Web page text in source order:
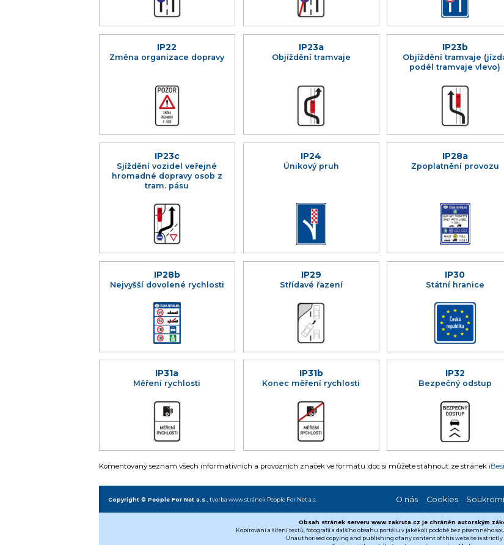
IP22
Změna organizace dopravy
IP23a
Objíždění tramvaje
IP23b
Objíždění tramvaje
podél tramvaje vlevo)
IP23c
Sjíždění vozidel veřejné
hromadné dopravy osob z
tram. pásu
IP24
Únikový pruh
IP28a
Zpoplatnění provozu
IP28b
Nejvyšší dovolené rychlosti
IP29
Střídavé řazení
IP30
Státní hranice
IP31a
Měření rychlosti
IP31b
Konec měření rychlosti
IP32
Bezpečný odstup
Komentovaný seznam všech informativních a provozních značek ve formátu .doc si můžete stáhnout ze stránek
Copyright © People For Net a.s. tvorba www stránek People For Net a.s. O nás Cookies Soukromí
Obsah stránek serveru www.zakruta.cz je chráněn autorským
Kopírování a šíření textů, fotografií a dalšího obsahu portálu v jakékoli podobě bez písemného
Unauthorised copying and publishing of any content of this website is